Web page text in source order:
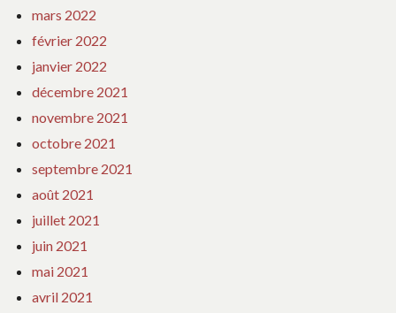
mars 2022
février 2022
janvier 2022
décembre 2021
novembre 2021
octobre 2021
septembre 2021
août 2021
juillet 2021
juin 2021
mai 2021
avril 2021